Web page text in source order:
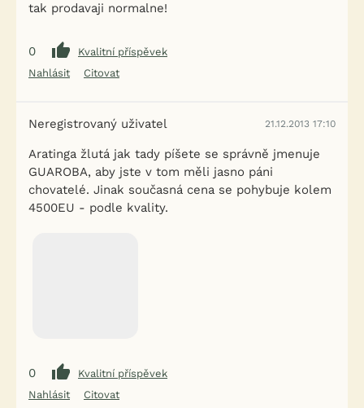
tak prodavaji normalne!
0
Kvalitní příspěvek
Nahlásit
Citovat
Neregistrovaný uživatel 21.12.2013 17:10
Aratinga žlutá jak tady píšete se správně jmenuje
GUAROBA, aby jste v tom měli jasno páni
chovatelé. Jinak současná cena se pohybuje kolem
4500EU - podle kvality.
0
Kvalitní příspěvek
Nahlásit
Citovat